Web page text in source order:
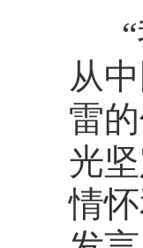
从
雷
光
情怀